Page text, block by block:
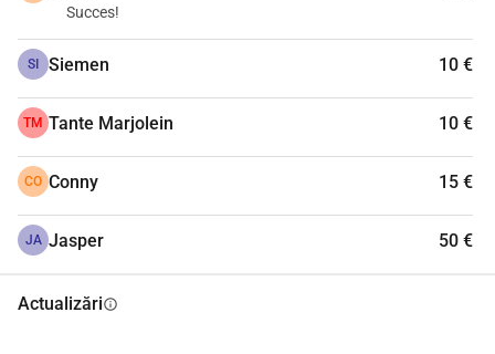
Succes!
SI Siemen 10 €
TM Tante Marjolein 10 €
CO Conny 15 €
JA Jasper 50 €
Actualizăriinfo